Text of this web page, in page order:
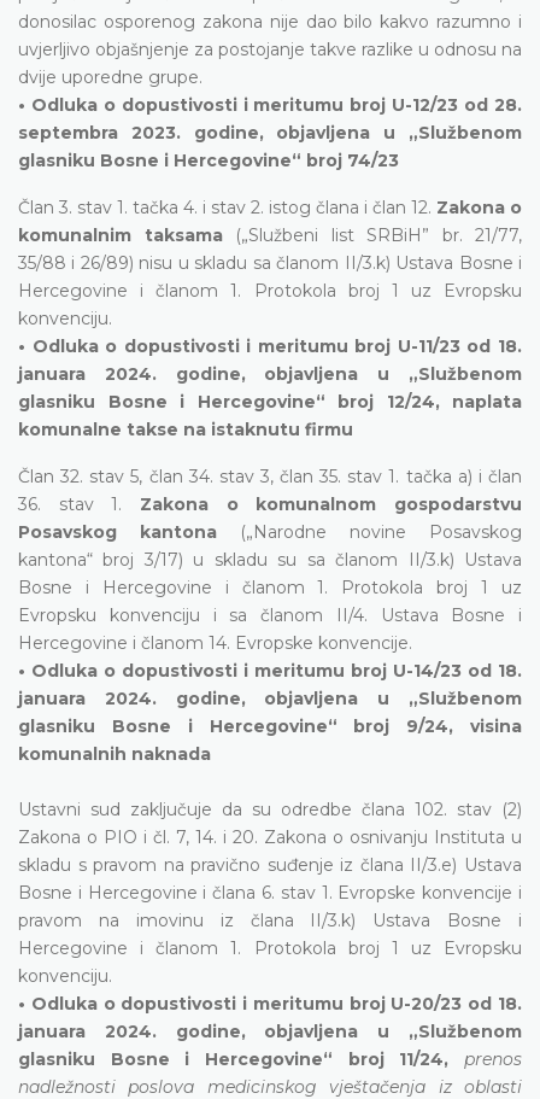
donosilac osporenog zakona nije dao bilo kakvo razumno i
uvjerljivo objašnjenje za postojanje takve razlike u odnosu na
dvije uporedne grupe.
• Odluka o dopustivosti i meritumu broj U-12/23 od 28.
septembra 2023. godine, objavljena u „Službenom
glasniku Bosne i Hercegovine“ broj 74/23
Član 3. stav 1. tačka 4. i stav 2. istog člana i član 12. Zakona o
komunalnim taksama(„Službeni list SRBiH” br. 21/77,
35/88 i 26/89) nisu u skladu sa članom II/3.k) Ustava Bosne i
Hercegovine i članom 1. Protokola broj 1 uz Evropsku
konvenciju.
• Odluka o dopustivosti i meritumu broj U-11/23 od 18.
januara 2024. godine, objavljena u „Službenom
glasniku Bosne i Hercegovine“ broj 12/24, naplata
komunalne takse na istaknutu firmu
Član 32. stav 5, član 34. stav 3, član 35. stav 1. tačka a) i član
36. stav 1. Zakona o komunalnom gospodarstvu
Posavskog kantona („Narodne novine Posavskog
kantona“ broj 3/17) u skladu su sa članom II/3.k) Ustava
Bosne i Hercegovine i članom 1. Protokola broj 1 uz
Evropsku konvenciju i sa članom II/4. Ustava Bosne i
Hercegovine i članom 14. Evropske konvencije.
• Odluka o dopustivosti i meritumu broj U-14/23 od 18.
januara 2024. godine, objavljena u „Službenom
glasniku Bosne i Hercegovine“ broj 9/24, visina
komunalnih naknada
Ustavni sud zaključuje da su odredbe člana 102. stav (2)
Zakona o PIO i čl. 7, 14. i 20. Zakona o osnivanju Instituta u
skladu s pravom na pravično suđenje iz člana II/3.e) Ustava
Bosne i Hercegovine i člana 6. stav 1. Evropske konvencije i
pravom na imovinu iz člana II/3.k) Ustava Bosne i
Hercegovine i članom 1. Protokola broj 1 uz Evropsku
konvenciju.
• Odluka o dopustivosti i meritumu broj U-20/23 od 18.
januara 2024. godine, objavljena u „Službenom
glasniku Bosne i Hercegovine“ broj 11/24,
prenos
nadležnosti poslova medicinskog vještačenja iz oblasti